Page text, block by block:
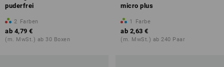
puderfrei
2 Farben
ab 4,79 €
(m. MwSt.) ab 30 Boxen
micro plus
1 Farbe
ab 2,63 €
(m. MwSt.) ab 240 Paar